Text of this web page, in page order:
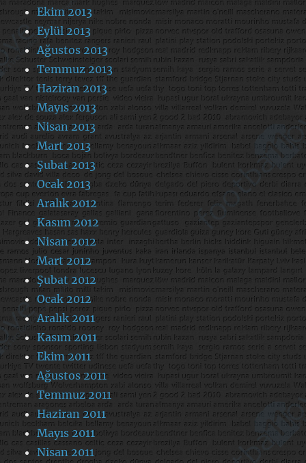
Ekim 2013
Eylül 2013
Ağustos 2013
Temmuz 2013
Haziran 2013
Mayıs 2013
Nisan 2013
Mart 2013
Şubat 2013
Ocak 2013
Aralık 2012
Kasım 2012
Nisan 2012
Mart 2012
Şubat 2012
Ocak 2012
Aralık 2011
Kasım 2011
Ekim 2011
Ağustos 2011
Temmuz 2011
Haziran 2011
Mayıs 2011
Nisan 2011